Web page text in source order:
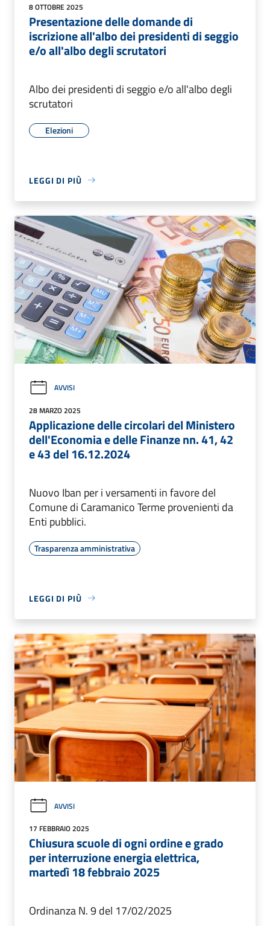
8 OTTOBRE 2025
Presentazione delle domande di
iscrizione all'albo dei presidenti di seggio
e/o all'albo degli scrutatori
Albo dei presidenti di seggio e/o all'albo degli
scrutatori
Elezioni
LEGGI DI PIÙ
AVVISI
28 MARZO 2025
Applicazione delle circolari del Ministero
dell'Economia e delle Finanze nn. 41, 42
e 43 del 16.12.2024
Nuovo Iban per i versamenti in favore del
Comune di Caramanico Terme provenienti da
Enti pubblici.
Trasparenza amministrativa
LEGGI DI PIÙ
AVVISI
17 FEBBRAIO 2025
Chiusura scuole di ogni ordine e grado
per interruzione energia elettrica,
martedì 18 febbraio 2025
Ordinanza N. 9 del 17/02/2025